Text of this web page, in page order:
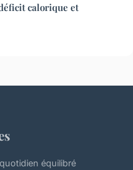
calorique et
équilibré